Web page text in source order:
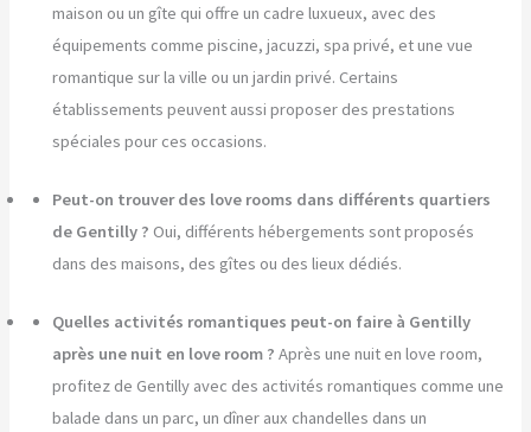
maison ou un gîte qui offre un cadre luxueux, avec des
équipements comme piscine, jacuzzi, spa privé, et une vue
romantique sur la ville ou un jardin privé. Certains
établissements peuvent aussi proposer des prestations
spéciales pour ces occasions.
Peut-on trouver des love rooms dans différents quartiers
de Gentilly ? Oui, différents hébergements sont proposés
dans des maisons, des gîtes ou des lieux dédiés.
Quelles activités romantiques peut-on faire à Gentilly
après une nuit en love room ? Après une nuit en love room,
profitez de Gentilly avec des activités romantiques comme une
balade dans un parc, un dîner aux chandelles dans un